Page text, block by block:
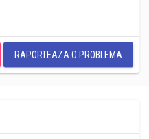
RAPORTEAZA O PROBLEMA